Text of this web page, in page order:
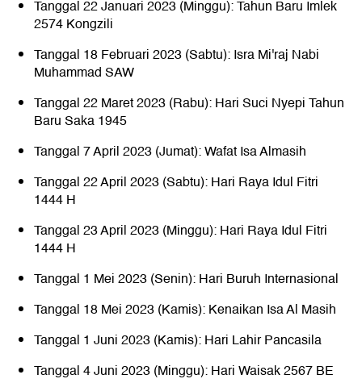
Tanggal 22 Januari 2023 (Minggu): Tahun Baru Imlek
2574 Kongzili
Tanggal 18 Februari 2023 (Sabtu): Isra Mi'raj Nabi
Muhammad SAW
Tanggal 22 Maret 2023 (Rabu): Hari Suci Nyepi Tahun
Baru Saka 1945
Tanggal 7 April 2023 (Jumat): Wafat Isa Almasih
Tanggal 22 April 2023 (Sabtu): Hari Raya Idul Fitri
1444 H
Tanggal 23 April 2023 (Minggu): Hari Raya Idul Fitri
1444 H
Tanggal 1 Mei 2023 (Senin): Hari Buruh Internasional
Tanggal 18 Mei 2023 (Kamis): Kenaikan Isa Al Masih
Tanggal 1 Juni 2023 (Kamis): Hari Lahir Pancasila
Tanggal 4 Juni 2023 (Minggu): Hari Waisak 2567 BE